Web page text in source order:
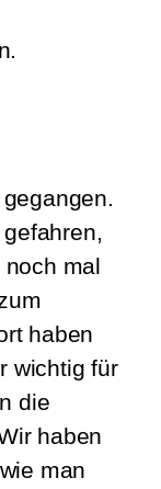
mal
haben
wichtig für
die
haben
man